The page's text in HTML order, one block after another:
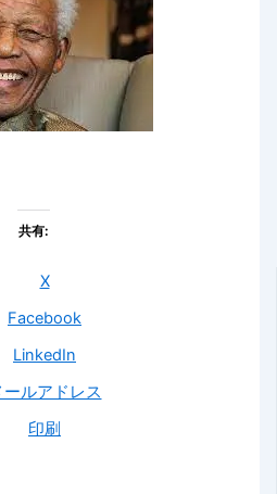
共有:
X
Facebook
LinkedIn
ールアドレス
印刷